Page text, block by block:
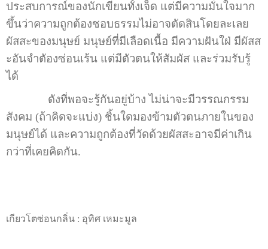
ประสบการณ์ของนักเขียนทั้งเจ็ด แต่มีความมั่นใจมาก
ขึ้นว่าความถูกต้องชอบธรรมไม่อาจตัดสินโดยละเลย
ผัสสะของมนุษย์ มนุษย์ที่มีเลือดเนื้อ มีความฝันใฝ่ มีผัสส
ะอันจำตัองซ่อนเร้น แต่มีตัวตนให้สัมผัส และร่วมรับรู้
ได้
ดังที่พอจะรู้กันอยู่บ้าง ไม่น่าจะมีวรรณกรรม
สังคม (ถ้าคิดจะแบ่ง) ชิ้นใดมองข้ามตัวตนภายในของ
มนุษย์ได้ และความถูกต้องที่วัดด้วยผัสสะอาจมีค่าเกิน
กว่าที่เคยคิดกัน.
เกียวโตซ่อนกลิ่น : อุทิศ เหมะมูล